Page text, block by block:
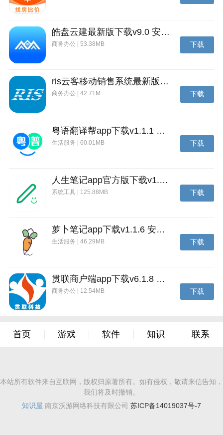
玩法优势
游戏精心还原原作人气角色，让粉丝能够与自己喜爱的
角色并肩作战，极大增强了游戏的沉浸感和情感共鸣。
提供丰富的角色培养和道具收集玩法，让玩家在探索独
特咒术世界观的同时，享受角色成长的乐趣，大大延长
游戏生命周期。
策略战斗体验
设计各具特色的咒术技能体系，每个咒术师与咒灵都拥
多样化的战斗策略。
竞技性玩法
放阶梯式奖励，有效刺激玩家之间的良性竞争，显着提
高游戏参与度与活跃氛围。
皓盘云建最新版下载v9.0 安卓版
商务办公 | 53.38MB 下载
ris云客移动销售系统最新版下载v1.1.25 安卓手机版
商务办公 | 42.71M 下载
粤语翻译帮app下载v1.1.1 安卓版
生活服务 | 60.01MB 下载
人生笔记app官方版下载v1.19.4 安卓版
系统工具 | 125.88MB 下载
萝卜笔记app下载v1.1.6 安卓版
生活服务 | 46.29MB 下载
贯联商户端app下载v6.1.8 安卓版
商务办公 | 12.54MB 下载
首页 游戏 软件 知识 联系
本站所有软件来自互联网，版权归原著所有。如有侵权，敬请来信告知，
我们将及时撤销。
知识屋 南京沃游网络科技有限公司 苏ICP备14019037号-7